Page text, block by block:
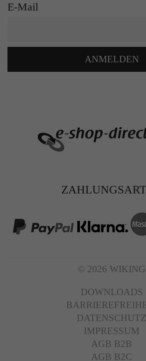
E-Mail
ANMELDEN
© 2026 WIKING
DOWNLOADS
DATENSCHUTZ
IMPRESSUM
AGB B2B
AGB B2C